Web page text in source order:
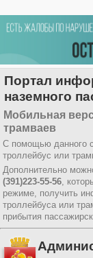
Портал
наземного
Мобильная
трамваев
С помощью данного
троллейбус или
Дополнительно
(391)223-55-56,
режиме, получить
троллейбуса или
прибытия